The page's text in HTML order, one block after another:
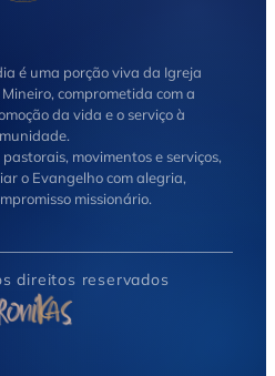
é uma porção viva da Igreja
comprometida com a
da vida e o serviço à
movimentos e serviços,
o Evangelho com alegria,
missionário.
direitos reservados